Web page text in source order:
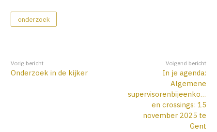
onderzoek
Vorig bericht
Onderzoek in de kijker
Volgend bericht
In je agenda:
Algemene
supervisorenbijeenkomst
en crossings: 15
november 2025 te
Gent